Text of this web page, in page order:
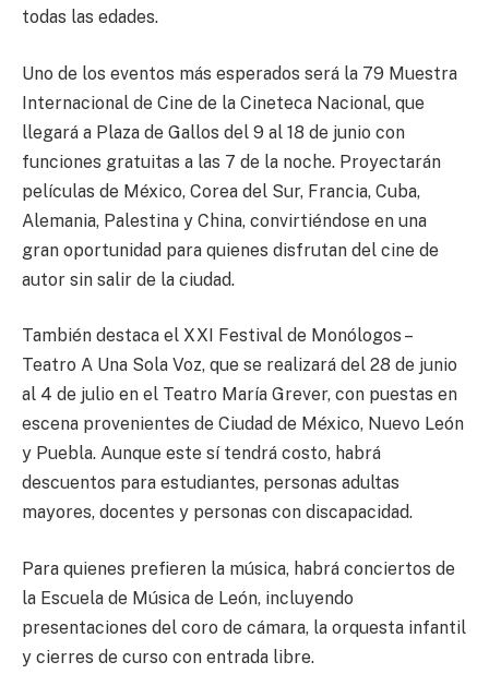
todas las edades.
Uno de los eventos más esperados será la 79 Muestra
Internacional de Cine de la Cineteca Nacional, que
llegará a Plaza de Gallos del 9 al 18 de junio con
funciones gratuitas a las 7 de la noche. Proyectarán
películas de México, Corea del Sur, Francia, Cuba,
Alemania, Palestina y China, convirtiéndose en una
gran oportunidad para quienes disfrutan del cine de
autor sin salir de la ciudad.
También destaca el XXI Festival de Monólogos –
Teatro A Una Sola Voz, que se realizará del 28 de junio
al 4 de julio en el Teatro María Grever, con puestas en
escena provenientes de Ciudad de México, Nuevo León
y Puebla. Aunque este sí tendrá costo, habrá
descuentos para estudiantes, personas adultas
mayores, docentes y personas con discapacidad.
Para quienes prefieren la música, habrá conciertos de
la Escuela de Música de León, incluyendo
presentaciones del coro de cámara, la orquesta infantil
y cierres de curso con entrada libre.